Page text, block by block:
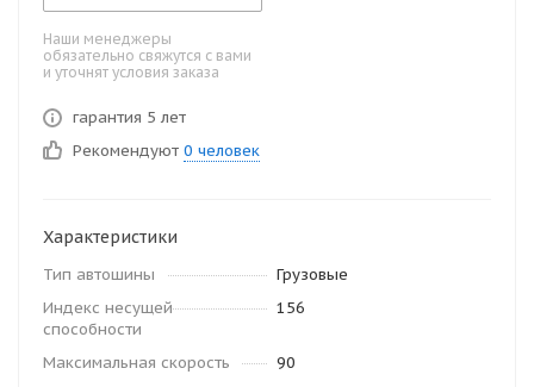
Наши менеджеры
обязательно свяжутся с вами
и уточнят условия заказа
гарантия 5 лет
Рекомендуют 0 человек
Характеристики
Тип автошины
Грузовые
Индекс несущей
способности
156
Максимальная скорость 90